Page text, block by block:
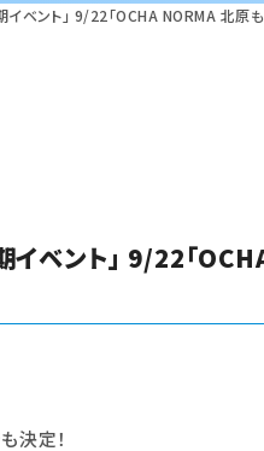
ント」 9/22「OCHA NORMA 北原
ント」 9/22「
決定！